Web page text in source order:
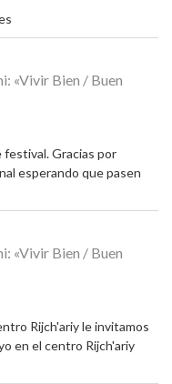
«Vivir Bien / Buen
festival. Gracias por
esperando que pasen
«Vivir Bien / Buen
Rijch'ariy le invitamos
en el centro Rijch'ariy